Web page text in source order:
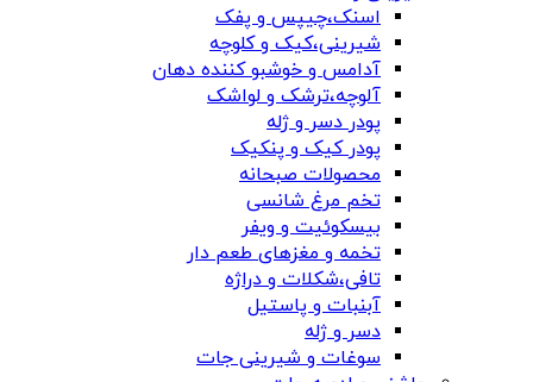
اسنک،چیپس و پفک
شیرینی،کیک و کلوچه
آدامس و خوشبو کننده دهان
آلوچه،ترشک و لواشک
پودر دسر و ژله
پودر کیک و پنکیک
محصولات صبحانه
تخم مرغ شانسی
بیسکوئیت و ویفر
تخمه و مغزهای طعم دار
تافی،شکلات و دراژه
آبنبات و پاستیل
دسر و ژله
سوغات و شیرینی جات